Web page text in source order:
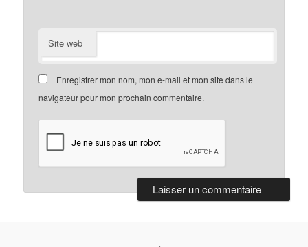
Site web
Enregistrer mon nom, mon e-mail et mon site dans le
navigateur pour mon prochain commentaire.